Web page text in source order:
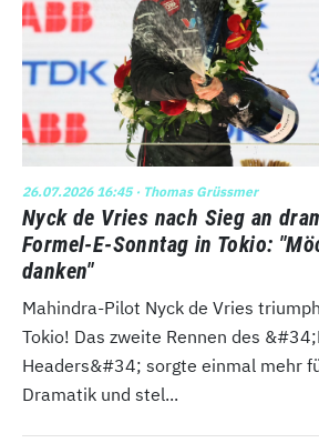
26.07.2026 16:45· Thomas Grüssmer
Nyck de Vries nach Sieg an
Formel-E-Sonntag in Tokio:
danken"
Mahindra-Pilot Nyck de Vries
Tokio! Das zweite Rennen des
Headers&#34; sorgte einmal mehr
Dramatik und stel...